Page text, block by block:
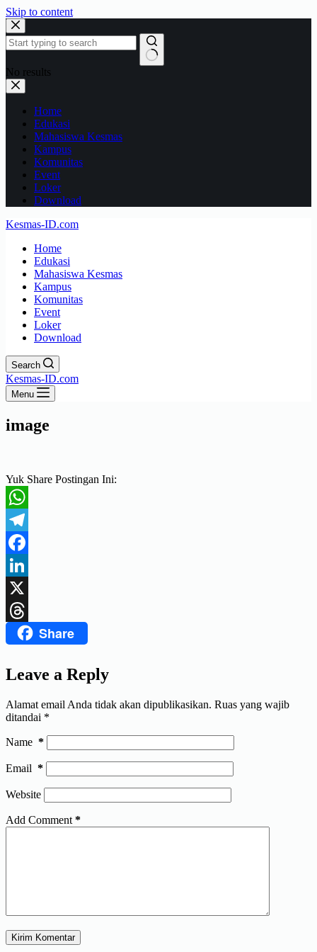
Skip to content
No results
Home
Edukasi
Mahasiswa Kesmas
Kampus
Komunitas
Event
Loker
Download
Kesmas-ID.com
Home
Edukasi
Mahasiswa Kesmas
Kampus
Komunitas
Event
Loker
Download
Search
Kesmas-ID.com
Menu
image
Yuk Share Postingan Ini:
WhatsApp
Telegram
Facebook
LinkedIn
X
ThreadsShare
Leave a Reply
Alamat email Anda tidak akan dipublikasikan. Ruas yang wajib
ditandai *
Name *
Email *
Website
Add Comment *
Kirim Komentar